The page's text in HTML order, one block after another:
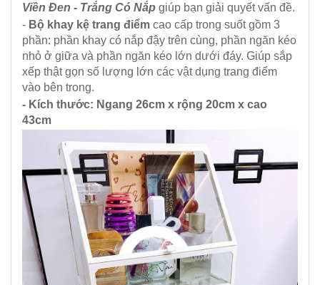
Viền Đen - Trắng Có Nắp giúp bạn giải quyết vấn đề.
- Bộ khay kệ trang điểm cao cấp trong suốt gồm 3
phần: phần khay có nắp đậy trên cùng, phần ngăn kéo
nhỏ ở giữa và phần ngăn kéo lớn dưới đáy. Giúp sắp
xếp thật gọn số lượng lớn các vật dụng trang điểm
vào bên trong.
- Kích thước: Ngang 26cm x rộng 20cm x cao
43cm